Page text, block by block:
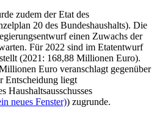
zudem der Etat des
20 des Bundeshaushalts). Die
einen Zuwachs der
Für 2022 sind im Etatentwurf
(2021: 168,88 Millionen Euro).
Euro veranschlagt gegenüber
Entscheidung liegt
Haushaltsausschusses
neues Fenster)) zugrunde.